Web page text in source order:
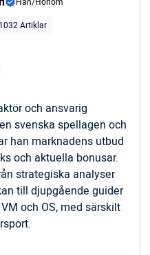
1032 Artiklar
och ansvarig
svenska spellagen och
han marknadens utbud
och aktuella bonusar.
strategiska analyser
till djupgående guider
och OS, med särskilt